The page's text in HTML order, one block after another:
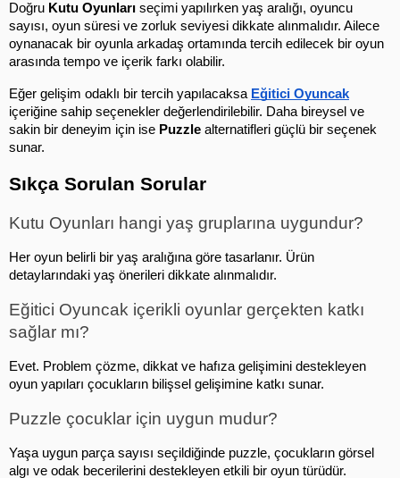
Doğru Kutu Oyunları seçimi yapılırken yaş aralığı, oyuncu
sayısı, oyun süresi ve zorluk seviyesi dikkate alınmalıdır. Ailece
oynanacak bir oyunla arkadaş ortamında tercih edilecek bir oyun
arasında tempo ve içerik farkı olabilir.
Eğer gelişim odaklı bir tercih yapılacaksa Eğitici Oyuncak
içeriğine sahip seçenekler değerlendirilebilir. Daha bireysel ve
sakin bir deneyim için ise Puzzle alternatifleri güçlü bir seçenek
sunar.
Sıkça Sorulan Sorular
Kutu Oyunları hangi yaş gruplarına uygundur?
Her oyun belirli bir yaş aralığına göre tasarlanır. Ürün
detaylarındaki yaş önerileri dikkate alınmalıdır.
Eğitici Oyuncak içerikli oyunlar gerçekten katkı
sağlar mı?
Evet. Problem çözme, dikkat ve hafıza gelişimini destekleyen
oyun yapıları çocukların bilişsel gelişimine katkı sunar.
Puzzle çocuklar için uygun mudur?
Yaşa uygun parça sayısı seçildiğinde puzzle, çocukların görsel
algı ve odak becerilerini destekleyen etkili bir oyun türüdür.